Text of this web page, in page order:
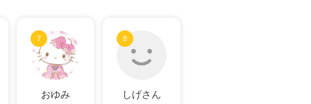
7
おゆみ
8
しげさん